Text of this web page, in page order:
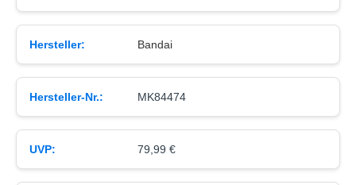
Hersteller: Bandai
Hersteller-Nr.: MK84474
UVP: 79,99 €